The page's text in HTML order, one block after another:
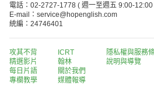
電話：02-2727-1778 ( 週一至週五 9:00-
E-mail：service@hopenglish.com
統編：24746401
攻其不背
精選影片
每日片語
專欄教學
ICRT
翰林
關於我們
媒體報導
隱私權與服務
說明與導覽